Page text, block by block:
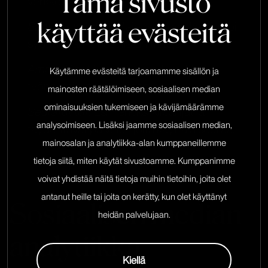
käyttää evästeitä
Käytämme evästeitä tarjoamamme sisällön ja
mainosten räätälöimiseen, sosiaalisen median
ominaisuuksien tukemiseen ja kävijämäärämme
analysoimiseen. Lisäksi jaamme sosiaalisen median,
mainosalan ja analytiikka-alan kumppaneillemme
tietoja siitä, miten käytät sivustoamme. Kumppanimme
voivat yhdistää näitä tietoja muihin tietoihin, joita olet
antanut heille tai joita on kerätty, kun olet käyttänyt
heidän palvelujaan.
Kiellä
Sähköpostilistat: Mainosjärjestelmään voi
syöttää sähköpostilistan tietoja.
Ammatilliset tiedot:Esimerkiksi titteli,
työnantaja ja osaaminen.
Seuratut tilit:Esimerkiksi kilpailijat ja
täydentävät palvelut, joita käyttäjä seuraa.
Sosiaalisen median
analytiikka